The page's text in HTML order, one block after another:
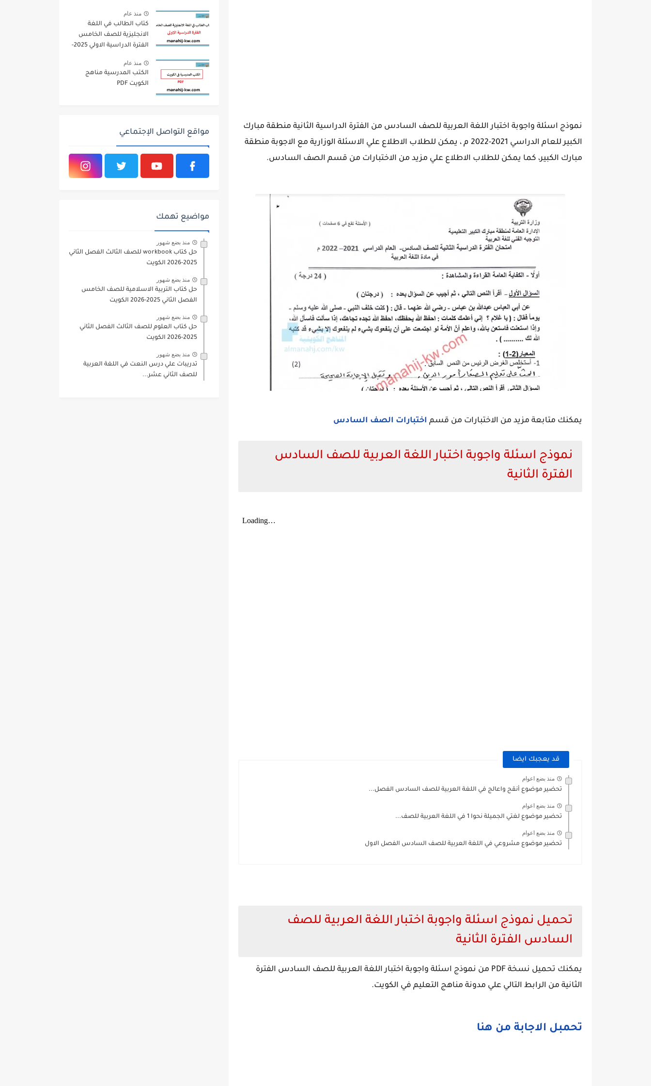
نموذج اسئلة واجوبة اختبار اللغة العربية للصف السادس من الفترة الدراسية الثانية منطقة مبارك
الكبير للعام الدراسي 2021-2022 م ، يمكن للطلاب الاطلاع علي الاسئلة الوزارية مع الاجوبة منطقة
مبارك الكبير، كما يمكن للطلاب الاطلاع علي مزيد من الاختبارات من قسم الصف السادس.
يمكنك متابعة مزيد من الاختبارات من قسم اختبارات الصف السادس
نموذج اسئلة واجوبة اختبار اللغة العربية للصف السادس
الفترة الثانية
قد يعجبك ايضا
منذ بضع اعوام
تحضير موضوع أنقح واعالج في اللغة العربية للصف السادس الفصل...
منذ بضع اعوام
تحضير موضوع لغتي الجميلة نحوا 1 في اللغة العربية للصف...
منذ بضع اعوام
تحضير موضوع مشروعي في اللغة العربية للصف السادس الفصل الاول
تحميل نموذج اسئلة واجوبة اختبار اللغة العربية للصف
السادس الفترة الثانية
يمكنك تحميل نسخة PDF من نموذج اسئلة واجوبة اختبار اللغة العربية للصف السادس الفترة
الثانية من الرابط التالي علي مدونة مناهج التعليم في الكويت.
تحمبل الاجابة من هنا
منذ عام
كتاب الطالب في اللغة
الانجليزية للصف الخامس
الفترة الدراسية الاولي 2025-
منذ عام
الكتب المدرسية مناهج
الكويت PDF
مواقع التواصل الإجتماعي
مواضيع تهمك
منذ بضع شهور
حل كتاب workbook للصف الثالث الفصل الثاني
2025-2026 الكويت
منذ بضع شهور
حل كتاب التربية الاسلامية للصف الخامس
الفصل الثاني 2025-2026 الكويت
منذ بضع شهور
حل كتاب العلوم للصف الثالث الفصل الثاني
2025-2026 الكويت
منذ بضع شهور
تدريبات علي درس النعت في اللغة العربية
للصف الثاني عشر...